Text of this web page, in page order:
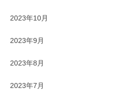
2023年10月
2023年9月
2023年8月
2023年7月